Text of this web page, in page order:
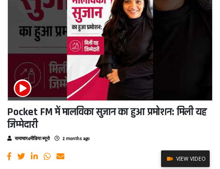
Pocket FM में मालविका सुजान का हुआ प्रमोशन: मिली यह
जिम्मेदारी
समाचार4मीडिया ब्यूरो 2 months ago
VIEW VIDEO